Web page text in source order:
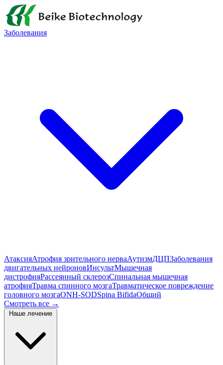
Заболевания
АтаксияАтрофия зрительного нерваАутизмДЦПЗаболевания
двигательных нейроновИнсультМышечная
дистрофияРассеянный склерозСпинальная мышечная
атрофияТравма спинного мозгаТравматическое повреждение
головного мозгаONH-SODSpina BifidaОбщий
Смотреть все →